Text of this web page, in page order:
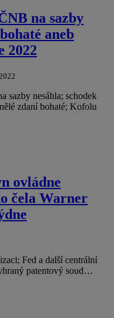
na sazby
aneb
2022
sazby nesáhla; schodek
zdaní bohaté; Kofolu
ovládne
čela Warner
Fed a další centrální
patentový soud…